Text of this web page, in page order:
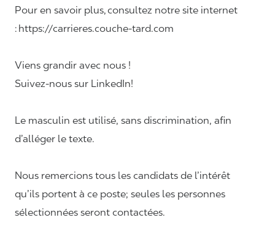
Pour en savoir plus, consultez notre site internet
: https://carrieres.couche-tard.com
Viens grandir avec nous !
Suivez-nous sur LinkedIn!
Le masculin est utilisé, sans discrimination, afin
d’alléger le texte.
Nous remercions tous les candidats de l’intérêt
qu’ils portent à ce poste; seules les personnes
sélectionnées seront contactées.